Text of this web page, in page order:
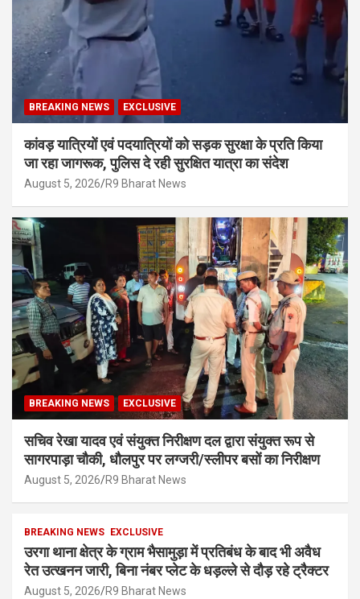
BREAKING NEWS EXCLUSIVE
कांवड़ यात्रियों एवं पदयात्रियों को सड़क सुरक्षा के प्रति किया
जा रहा जागरूक, पुलिस दे रही सुरक्षित यात्रा का संदेश
August 5, 2026 R9 Bharat News
BREAKING NEWS EXCLUSIVE
सचिव रेखा यादव एवं संयुक्त निरीक्षण दल द्वारा संयुक्त रूप से
सागरपाड़ा चौकी, धौलपुर पर लग्जरी/स्लीपर बसों का निरीक्षण
August 5, 2026 R9 Bharat News
BREAKING NEWS EXCLUSIVE
उरगा थाना क्षेत्र के ग्राम भैसामुड़ा में प्रतिबंध के बाद भी अवैध
रेत उत्खनन जारी, बिना नंबर प्लेट के धड़ल्ले से दौड़ रहे ट्रैक्टर
August 5, 2026 R9 Bharat News